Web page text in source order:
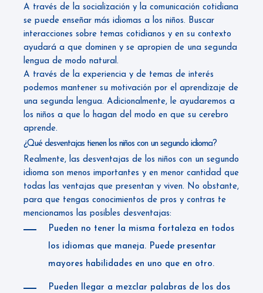
A través de la socialización y la comunicación cotidiana
se puede enseñar más idiomas a los niños. Buscar
interacciones sobre temas cotidianos y en su contexto
ayudará a que dominen y se apropien de una segunda
lengua de modo natural.
A través de la experiencia y de temas de interés
podemos mantener su motivación por el aprendizaje de
una segunda lengua. Adicionalmente, le ayudaremos a
los niños a que lo hagan del modo en que su cerebro
aprende.
¿Qué desventajas tienen los niños con un segundo idioma?
Realmente, las desventajas de los niños con un segundo
idioma son menos importantes y en menor cantidad que
todas las ventajas que presentan y viven. No obstante,
para que tengas conocimientos de pros y contras te
mencionamos las posibles desventajas:
Pueden no tener la misma fortaleza en todos
los idiomas que maneja. Puede presentar
mayores habilidades en uno que en otro.
Pueden llegar a mezclar palabras de los dos